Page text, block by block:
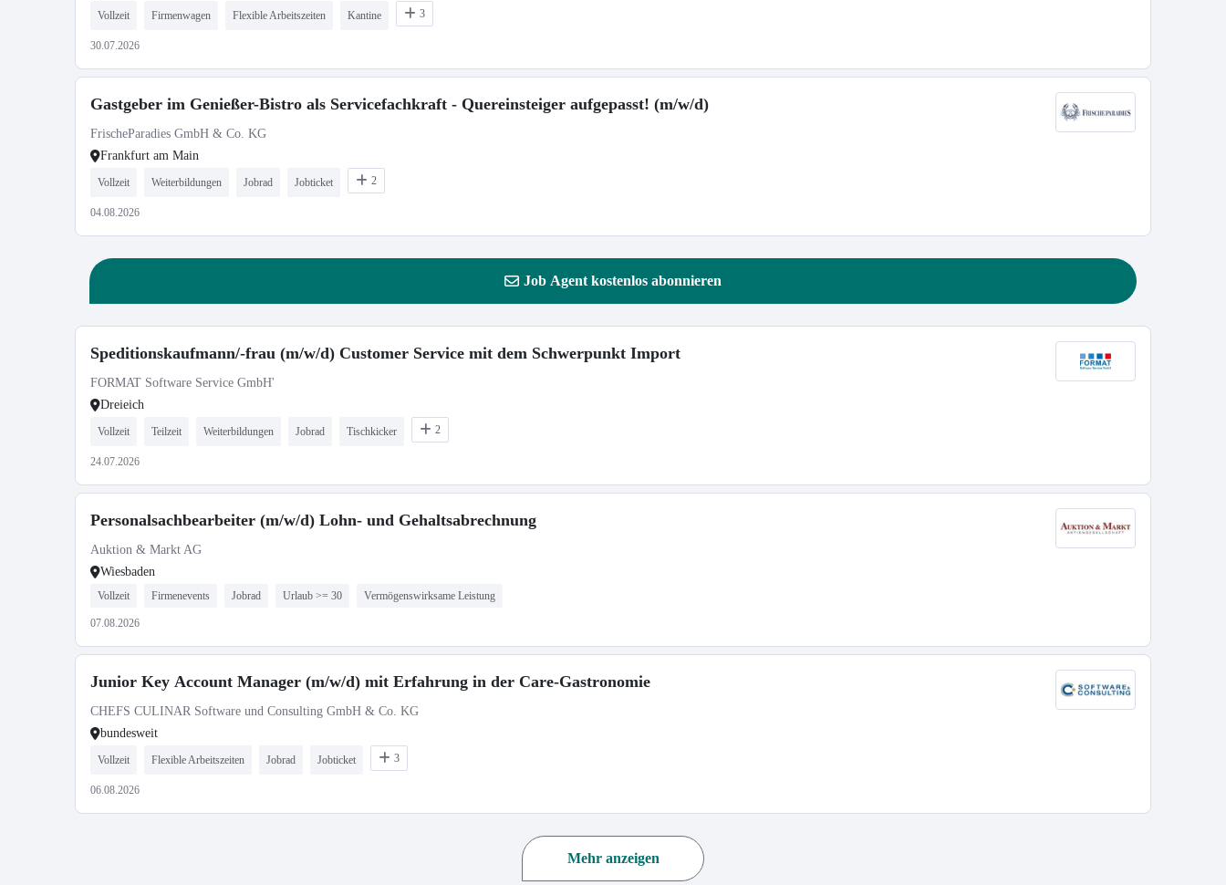
Vollzeit Firmenwagen Flexible Arbeitszeiten Kantine 3
30.07.2026
Gastgeber im Genießer-Bistro als Servicefachkraft - Quereinsteiger aufgepasst! (m/w/d)
FrischeParadies GmbH & Co. KG
Frankfurt am Main
Vollzeit Weiterbildungen Jobrad Jobticket 2
04.08.2026
Job Agent kostenlos abonnieren
Speditionskaufmann/-frau (m/w/d) Customer Service mit dem Schwerpunkt Import
FORMAT Software Service GmbH'
Dreieich
Vollzeit Teilzeit Weiterbildungen Jobrad Tischkicker 2
24.07.2026
Personalsachbearbeiter (m/w/d) Lohn- und Gehaltsabrechnung
Auktion & Markt AG
Wiesbaden
Vollzeit Firmenevents Jobrad Urlaub >= 30 Vermögenswirksame Leistung
07.08.2026
Junior Key Account Manager (m/w/d) mit Erfahrung in der Care-Gastronomie
CHEFS CULINAR Software und Consulting GmbH & Co. KG
bundesweit
Vollzeit Flexible Arbeitszeiten Jobrad Jobticket 3
06.08.2026
Mehr anzeigen